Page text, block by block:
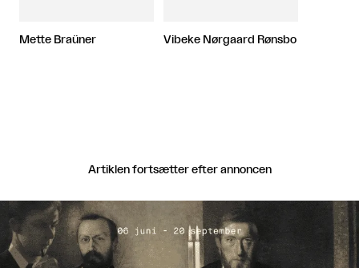
Mette Braüner Vibeke Nørgaard Rønsbo
Artiklen fortsætter efter annoncen